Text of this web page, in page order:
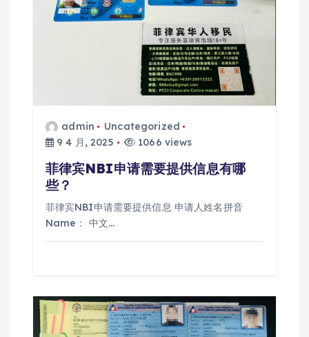
admin
Uncategorized
9 4 月, 2025
1066 views
菲律宾NBI申请需要提供信息有哪
些？
菲律宾NBI申请需要提供信息 申请人姓名拼音
Name： 中文…